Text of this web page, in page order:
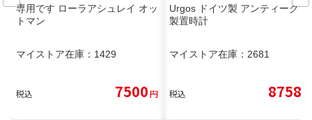
専用です ローラアシュレイ オッ
トマン
マイストア在庫： 1429
税込 7500円
Urgos ドイツ製 アンティーク 木
製置時計
マイストア在庫： 2681
税込 8758